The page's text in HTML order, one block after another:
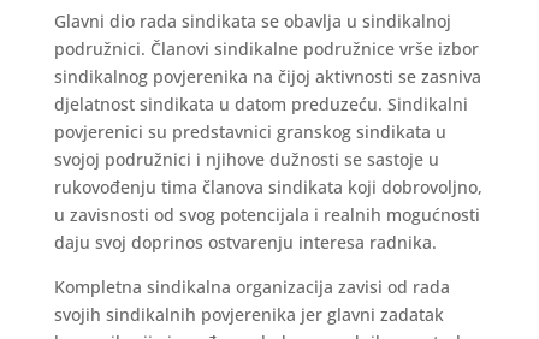
Glavni dio rada sindikata se obavlja u sindikalnoj
podružnici. Članovi sindikalne podružnice vrše izbor
sindikalnog povjerenika na čijoj aktivnosti se zasniva
djelatnost sindikata u datom preduzeću. Sindikalni
povjerenici su predstavnici granskog sindikata u
svojoj podružnici i njihove dužnosti se sastoje u
rukovođenju tima članova sindikata koji dobrovoljno,
u zavisnosti od svog potencijala i realnih mogućnosti
daju svoj doprinos ostvarenju interesa radnika.
Kompletna sindikalna organizacija zavisi od rada
svojih sindikalnih povjerenika jer glavni zadatak